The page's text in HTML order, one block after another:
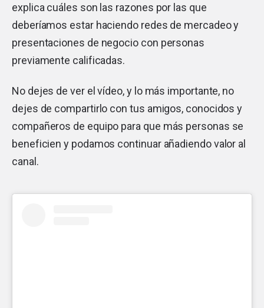
explica cuáles son las razones por las que
deberíamos estar haciendo redes de mercadeo y
presentaciones de negocio con personas
previamente calificadas.
No dejes de ver el vídeo, y lo más importante, no
dejes de compartirlo con tus amigos, conocidos y
compañeros de equipo para que más personas se
beneficien y podamos continuar añadiendo valor al
canal.